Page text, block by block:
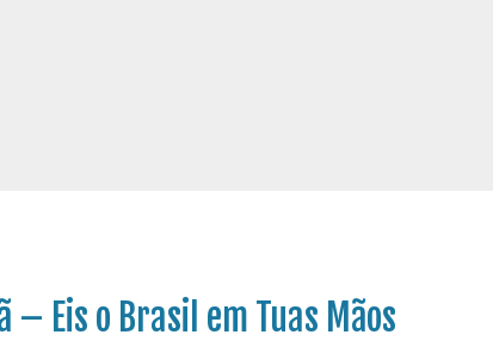
Eis o Brasil em Tuas Mãos